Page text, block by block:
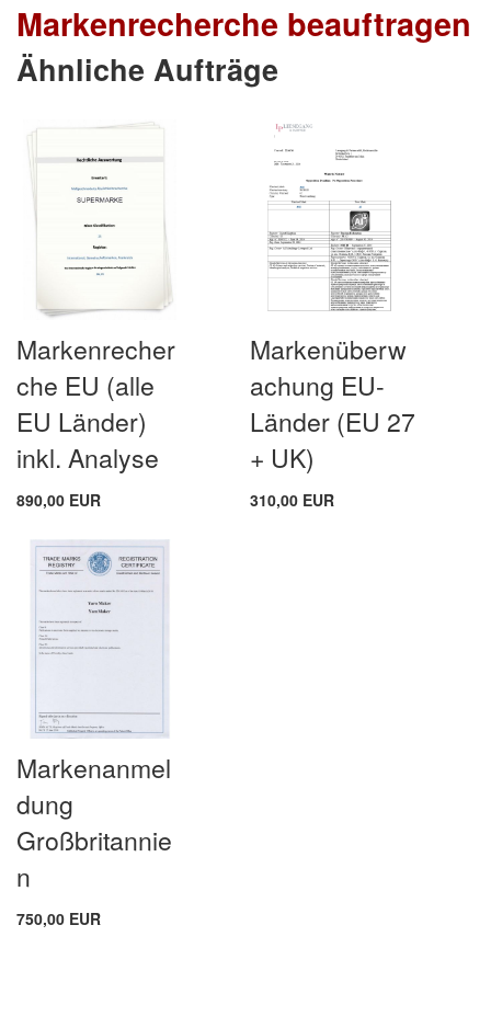
Markenrecherche beauftragen
Ähnliche Aufträge
Markenrecher
che EU (alle
EU Länder)
inkl. Analyse
890,00 EUR
Markenüberw
achung EU-
Länder (EU 27
+ UK)
310,00 EUR
Markenanmel
dung
Großbritannie
n
750,00 EUR